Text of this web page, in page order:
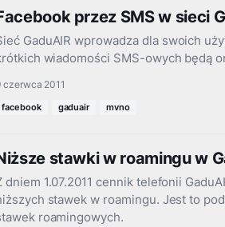
przez SMS w sieci
GaduAIR wprowadza dla swoich
wiadomości SMS-owych będą
czerwca 2011
facebook gaduair mvno
stawki w roamingu w
dniem 1.07.2011 cennik telefonii
stawek w roamingu. Jest to
roamingowych.